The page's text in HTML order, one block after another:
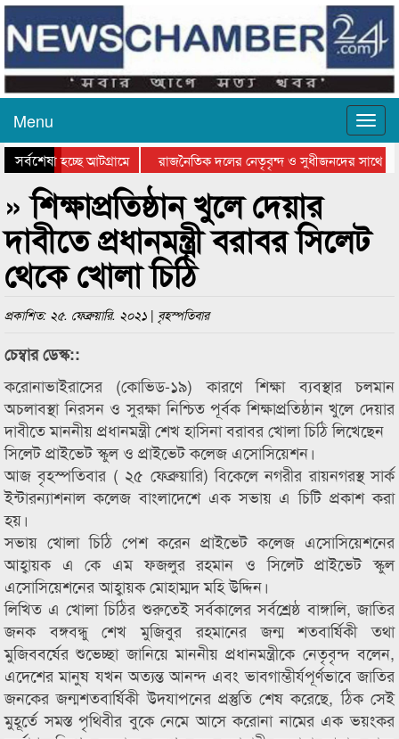
Menu
সর্বশেষহচ্ছে আটগ্রামে
রাজনৈতিক দলের নেতৃবৃন্দ ও সুধীজনদের সাথে
পুরস্কার বিতরণ সম্পন্ন
» শিক্ষাপ্রতিষ্ঠান খুলে দেয়ার
দাবীতে প্রধানমন্ত্রী বরাবর সিলেট
থেকে খোলা চিঠি
প্রকাশিত: ২৫. ফেব্রুয়ারি. ২০২১ | বৃহস্পতিবার
চেম্বার ডেস্ক::
করোনাভাইরাসের (কোভিড-১৯) কারণে শিক্ষা ব্যবস্থার চলমান
অচলাবস্থা নিরসন ও সুরক্ষা নিশ্চিত পূর্বক শিক্ষাপ্রতিষ্ঠান খুলে দেয়ার
দাবীতে মাননীয় প্রধানমন্ত্রী শেখ হাসিনা বরাবর খোলা চিঠি লিখেছেন
সিলেট প্রাইভেট স্কুল ও প্রাইভেট কলেজ এসোসিয়েশন।
আজ বৃহস্পতিবার ( ২৫ ফেব্রুয়ারি) বিকেলে নগরীর রায়নগরস্থ সার্ক
ইন্টারন্যাশনাল কলেজ বাংলাদেশে এক সভায় এ চিটি প্রকাশ করা
হয়।
সভায় খোলা চিঠি পেশ করেন প্রাইভেট কলেজ এসোসিয়েশনের
আহ্বায়ক এ কে এম ফজলুর রহমান ও সিলেট প্রাইভেট স্কুল
এসোসিয়েশনের আহ্বায়ক মোহাম্মদ মহি উদ্দিন।
লিখিত এ খোলা চিঠির শুরুতেই সর্বকালের সর্বশ্রেষ্ঠ বাঙ্গালি, জাতির
জনক বঙ্গবন্ধু শেখ মুজিবুর রহমানের জন্ম শতবার্ষিকী তথা
মুজিববর্ষের শুভেচ্ছা জানিয়ে মাননীয় প্রধানমন্ত্রীকে নেতৃবৃন্দ বলেন,
এদেশের মানুষ যখন অত্যন্ত আনন্দ এবং ভাবগাম্ভীর্যপূর্ণভাবে জাতির
জনকের জন্মশতবার্ষিকী উদযাপনের প্রস্তুতি শেষ করেছে, ঠিক সেই
মুহূর্তে সমস্ত পৃথিবীর বুকে নেমে আসে করোনা নামের এক ভয়ংকর